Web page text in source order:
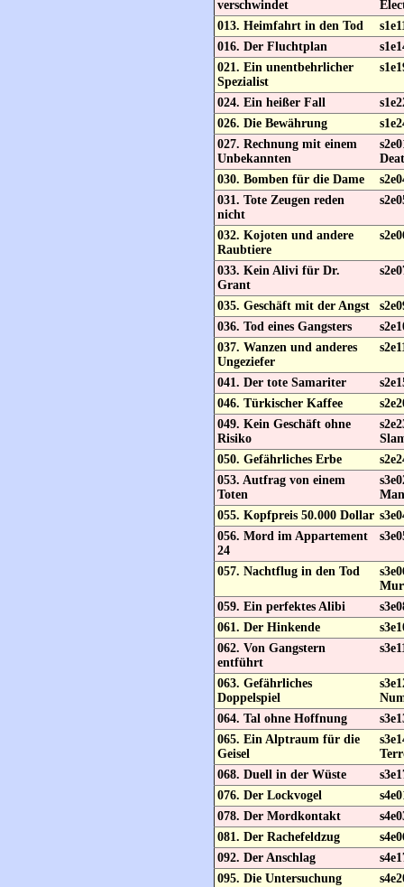
verschwindet
013. Heimfahrt in den Tod
016. Der Fluchtplan
021. Ein unentbehrlicher
Spezialist
024. Ein heißer Fall
026. Die Bewährung
027. Rechnung mit einem
Unbekannten
030. Bomben für die Dame
031. Tote Zeugen reden
nicht
032. Kojoten und andere
Raubtiere
033. Kein Alivi für Dr.
Grant
035. Geschäft mit der Angst
036. Tod eines Gangsters
037. Wanzen und anderes
Ungeziefer
041. Der tote Samariter
046. Türkischer Kaffee
049. Kein Geschäft ohne
Risiko
050. Gefährliches Erbe
053. Autfrag von einem
Toten
Man
055. Kopfpreis 50.000 Dollar
056. Mord im Appartement
24
057. Nachtflug in den Tod
059. Ein perfektes Alibi
061. Der Hinkende
062. Von Gangstern
entführt
063. Gefährliches
Doppelspiel
064. Tal ohne Hoffnung
065. Ein Alptraum für die
Geisel
068. Duell in der Wüste
076. Der Lockvogel
078. Der Mordkontakt
081. Der Rachefeldzug
092. Der Anschlag
095. Die Untersuchung